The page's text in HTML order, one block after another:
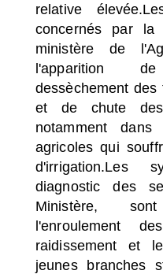
relative
concernés par
ministère de
l'apparition
dessèchement
et de chute
notamment dans
agricoles qui
d'irrigation.Les
diagnostic des
Ministère,
l'enroulement
raidissement et
jeunes branches